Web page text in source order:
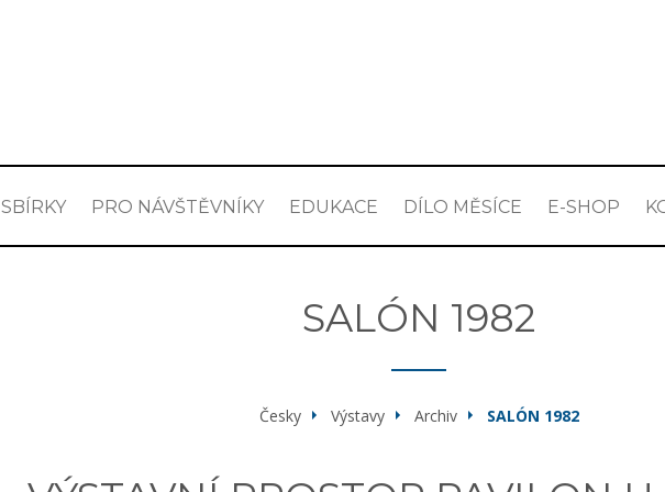
SBÍRKY PRO NÁVŠTĚVNÍKY EDUKACE DÍLO MĚSÍCE E-SHOP
SALÓN 1982
Česky Výstavy Archiv SALÓN 1982